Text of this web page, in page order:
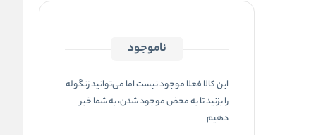
ناموجود
این کالا فعلا موجود نیست اما می‌توانید زنگوله
را بزنید تا به محض موجود شدن، به شما خبر
دهیم